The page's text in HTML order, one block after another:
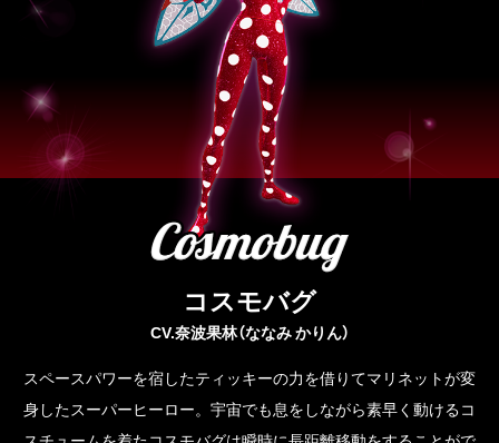
コスモバグ
CV.奈波果林（ななみ かりん）
スペースパワーを宿したティッキーの力を借りてマリネットが変
身したスーパーヒーロー。宇宙でも息をしながら素早く動けるコ